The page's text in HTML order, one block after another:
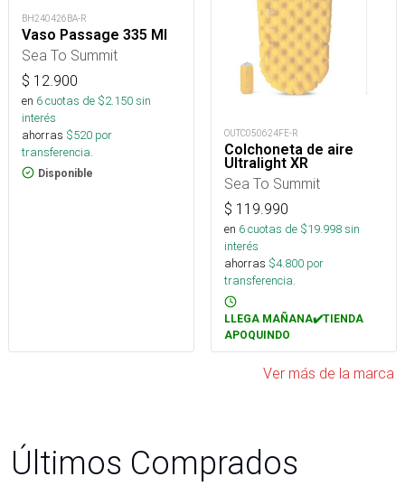
BH240426BA-R
Vaso Passage 335 Ml
Sea To Summit
$ 12.900
en 6cuotas de $2.150sin
interés
ahorras $520 por
transferencia.
Disponible
OUTC050624FE-R
Colchoneta de aire
Ultralight XR
Sea To Summit
$ 119.990
en 6cuotas de $19.998sin
interés
ahorras $4.800 por
transferencia.
LLEGA MAÑANA✔️TIENDA
APOQUINDO
Ver más de la marca
Últimos Comprados